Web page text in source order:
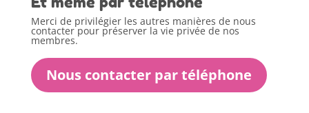
Merci de privilégier les autres manières de nous
contacter pour préserver la vie privée de nos
membres.
Nous contacter par téléphone